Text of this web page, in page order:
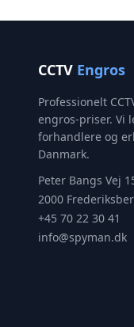
CCTV Engros
Professionelt
engros-priser. Vi
forhandlere og
Danmark.
Peter Bangs Vej
2000
+45 70 22 30 41
info@spyman.dk